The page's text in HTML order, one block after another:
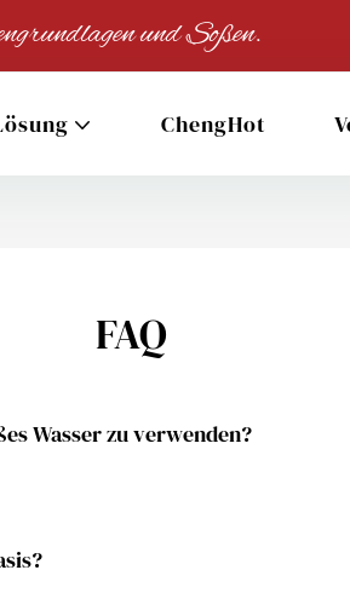
und Soßen.
ChengHot
FAQ
Wasser zu verwenden?